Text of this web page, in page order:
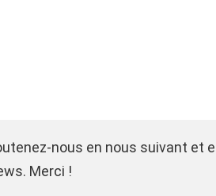
nous en nous suivant et
Merci !